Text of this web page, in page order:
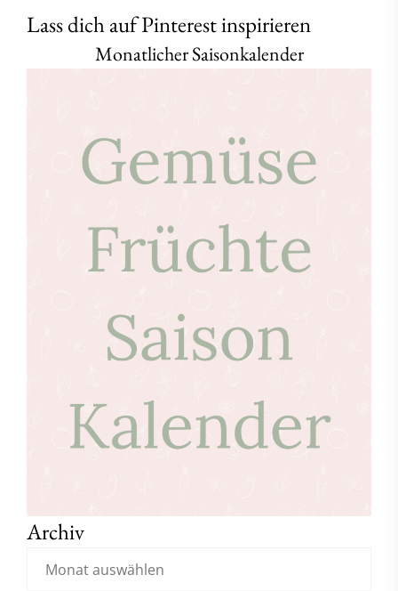
Lass dich auf Pinterest inspirieren
Monatlicher Saisonkalender
Archiv